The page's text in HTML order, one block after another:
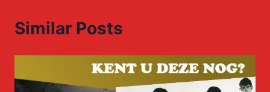
Similar Posts